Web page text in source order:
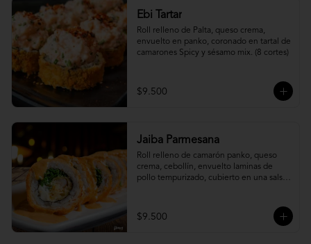
Ebi Tartar
Roll relleno de Palta, queso crema,
envuelto en panko, coronado en tartal de
camarones Spicy y sésamo mix. (8 cortes)
$9.500
Jaiba Parmesana
Roll relleno de camarón panko, queso
crema, cebollín, envuelto laminas de
pollo tempurizado, cubierto en una salsa
$9.500